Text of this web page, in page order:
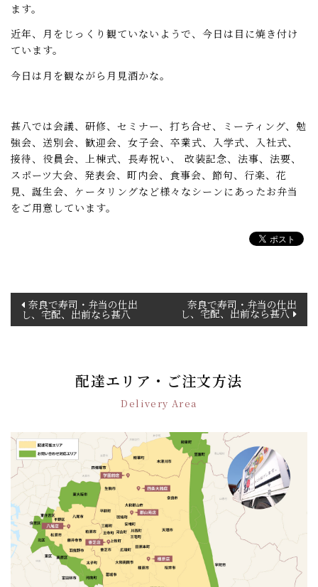
ます。
近年、月をじっくり観ていないようで、今日は目に焼き付け
ています。
今日は月を観ながら月見酒かな。
甚八では会議、研修、セミナー、打ち合せ、ミーティング、勉
強会、送別会、歓迎会、女子会、卒業式、入学式、入社式、
接待、役員会、上棟式、長寿祝い、 改装記念、法事、法要、
スポーツ大会、発表会、町内会、食事会、節句、行楽、花
見、誕生会、ケータリングなど様々なシーンにあったお弁当
をご用意しています。
ン
奈良で寿司・弁当の仕出
し、宅配、出前なら甚八
奈良で寿司・弁当の仕出
し、宅配、出前なら甚八
配達エリア・ご注文方法
Delivery Area